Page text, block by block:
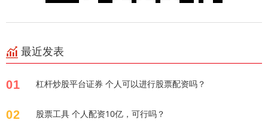
最近发表
01 杠杆炒股平台证券 个人可以进行股票配资吗？
02 股票工具 个人配资10亿，可行吗？